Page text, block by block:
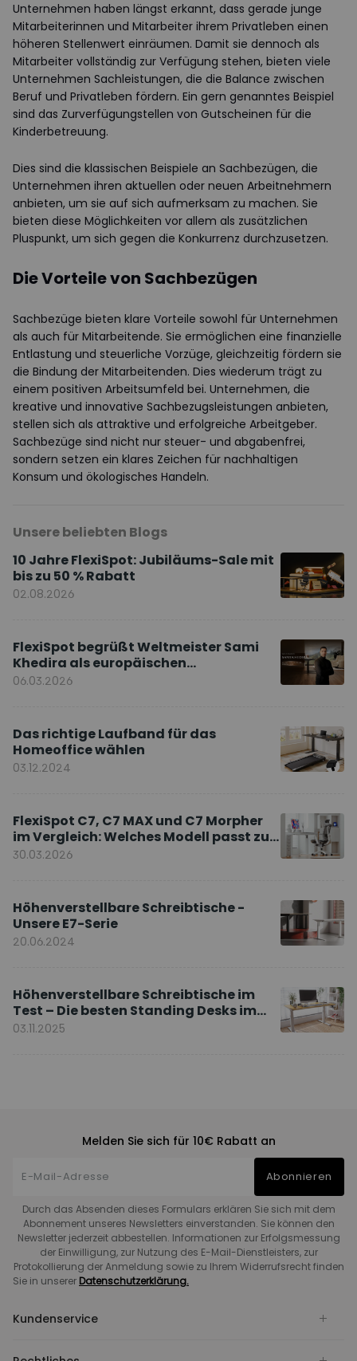
Unternehmen haben längst erkannt, dass gerade junge
Mitarbeiterinnen und Mitarbeiter ihrem Privatleben einen
höheren Stellenwert einräumen. Damit sie dennoch als
Mitarbeiter vollständig zur Verfügung stehen, bieten viele
Unternehmen Sachleistungen, die die Balance zwischen
Beruf und Privatleben fördern. Ein gern genanntes Beispiel
sind das Zurverfügungstellen von Gutscheinen für die
Kinderbetreuung.
Dies sind die klassischen Beispiele an Sachbezügen, die
Unternehmen ihren aktuellen oder neuen Arbeitnehmern
anbieten, um sie auf sich aufmerksam zu machen. Sie
bieten diese Möglichkeiten vor allem als zusätzlichen
Pluspunkt, um sich gegen die Konkurrenz durchzusetzen.
Die Vorteile von Sachbezügen
Sachbezüge bieten klare Vorteile sowohl für Unternehmen
als auch für Mitarbeitende. Sie ermöglichen eine finanzielle
Entlastung und steuerliche Vorzüge, gleichzeitig fördern sie
die Bindung der Mitarbeitenden. Dies wiederum trägt zu
einem positiven Arbeitsumfeld bei. Unternehmen, die
kreative und innovative Sachbezugsleistungen anbieten,
stellen sich als attraktive und erfolgreiche Arbeitgeber.
Sachbezüge sind nicht nur steuer- und abgabenfrei,
sondern setzen ein klares Zeichen für nachhaltigen
Konsum und ökologisches Handeln.
Unsere beliebten Blogs
10 Jahre FlexiSpot: Jubiläums-Sale mit
bis zu 50 % Rabatt
02.08.2026
FlexiSpot begrüßt Weltmeister Sami
Khedira als europäischen
Markenbotschafter
06.03.2026
Das richtige Laufband für das
Homeoffice wählen
03.12.2024
FlexiSpot C7, C7 MAX und C7 Morpher
im Vergleich: Welches Modell passt zu
Ihnen?
30.03.2026
Höhenverstellbare Schreibtische -
Unsere E7-Serie
20.06.2024
Höhenverstellbare Schreibtische im
Test – Die besten Standing Desks im
Vergleich
03.11.2025
Melden Sie sich für 10€ Rabatt an
Abonnieren
Durch das Absenden dieses Formulars erklären Sie sich mit dem
Abonnement unseres Newsletters einverstanden. Sie können den
Newsletter jederzeit abbestellen. Informationen zur Erfolgsmessung
der Einwilligung, zur Nutzung des E-Mail-Dienstleisters, zur
Protokollierung der Anmeldung sowie zu Ihrem Widerrufsrecht finden
Sie in unserer Datenschutzerklärung.
Kundenservice